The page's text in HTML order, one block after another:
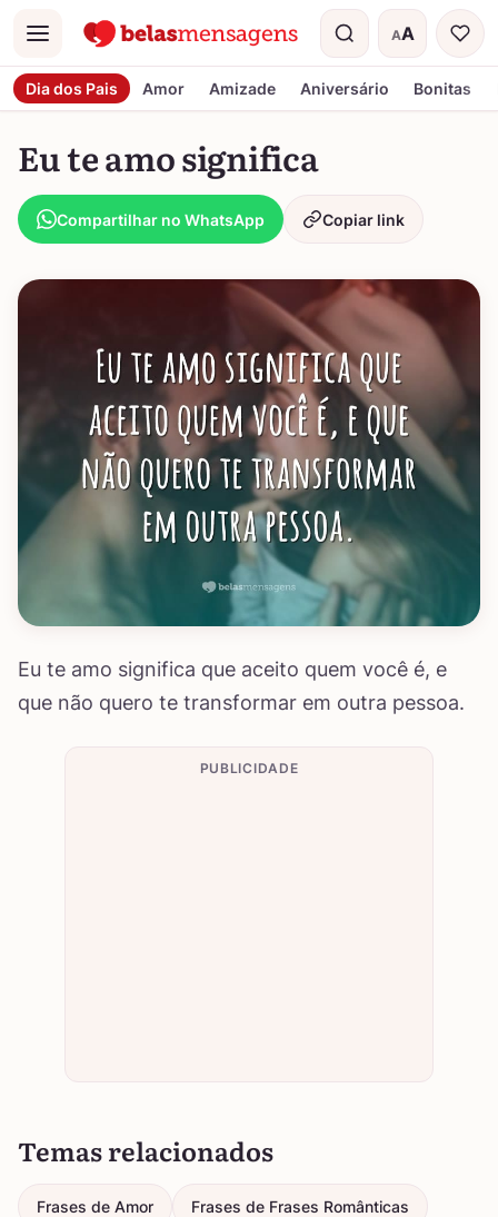
Menu AA
Tamanho do
Dia dos Pais Amor Amizade Aniversário Bonitas
Eu te amo significa
Compartilhar no WhatsApp Copiar link
Eu te amo significa que aceito quem você é, e
que não quero te transformar em outra pessoa.
PUBLICIDADE
Temas relacionados
Frases de Amor Frases de Frases Românticas